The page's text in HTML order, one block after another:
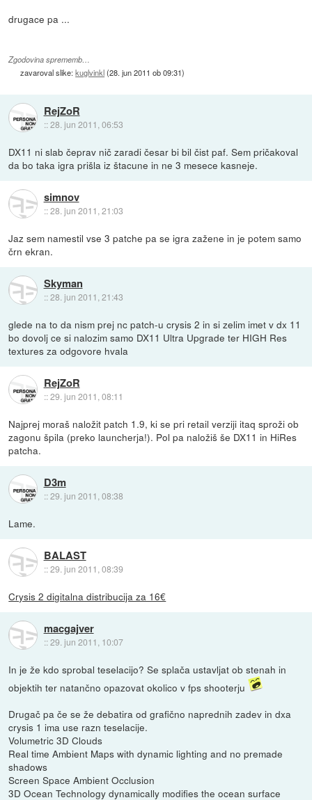
drugace pa ...
Zgodovina sprememb…
zavaroval slike:kuglvinkl(28. jun 2011 ob 09:31)
RejZoR
::28. jun 2011, 06:53
DX11 ni slab čeprav nič zaradi česar bi bil čist paf. Sem pričakoval
da bo taka igra prišla iz štacune in ne 3 mesece kasneje.
simnov
::28. jun 2011, 21:03
Jaz sem namestil vse 3 patche pa se igra zažene in je potem samo
črn ekran.
Skyman
::28. jun 2011, 21:43
glede na to da nism prej nc patch-u crysis 2 in si zelim imet v dx 11
bo dovolj ce si nalozim samo DX11 Ultra Upgrade ter HIGH Res
textures za odgovore hvala
RejZoR
::29. jun 2011, 08:11
Najprej moraš naložit patch 1.9, ki se pri retail verziji itaq sproži ob
zagonu špila (preko launcherja!). Pol pa naložiš še DX11 in HiRes
patcha.
D3m
::29. jun 2011, 08:38
Lame.
BALAST
::29. jun 2011, 08:39
Crysis 2 digitalna distribucija za 16€
macgajver
::29. jun 2011, 10:07
In je že kdo sprobal teselacijo? Se splača ustavljat ob stenah in
objektih ter natančno opazovat okolico v fps shooterju
Drugač pa če se že debatira od grafično naprednih zadev in dxa
crysis 1 ima use razn teselacije.
Volumetric 3D Clouds
Real time Ambient Maps with dynamic lighting and no premade
shadows
Screen Space Ambient Occlusion
3D Ocean Technology dynamically modifies the ocean surface